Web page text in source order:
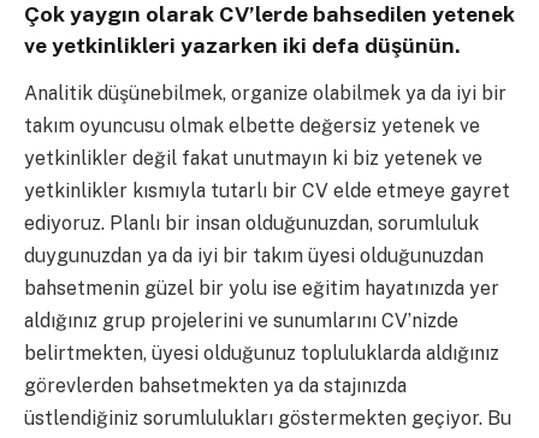
Çok yaygın olarak CV’lerde bahsedilen yetenek
ve yetkinlikleri yazarken iki defa düşünün.
Analitik düşünebilmek, organize olabilmek ya da iyi bir
takım oyuncusu olmak elbette değersiz yetenek ve
yetkinlikler değil fakat unutmayın ki biz yetenek ve
yetkinlikler kısmıyla tutarlı bir CV elde etmeye gayret
ediyoruz. Planlı bir insan olduğunuzdan, sorumluluk
duygunuzdan ya da iyi bir takım üyesi olduğunuzdan
bahsetmenin güzel bir yolu ise eğitim hayatınızda yer
aldığınız grup projelerini ve sunumlarını CV’nizde
belirtmekten, üyesi olduğunuz topluluklarda aldığınız
görevlerden bahsetmekten ya da stajınızda
üstlendiğiniz sorumlulukları göstermekten geçiyor. Bu